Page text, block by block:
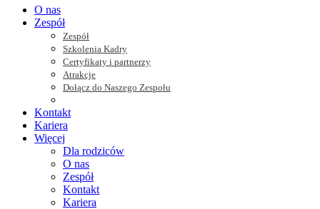
O nas
Zespół
Zespół
Szkolenia Kadry
Certyfikaty i partnerzy
Atrakcje
Dołącz do Naszego Zespołu
Kontakt
Kariera
Więcej
Dla rodziców
O nas
Zespół
Kontakt
Kariera